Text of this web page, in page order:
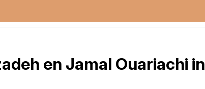
en Jamal Ouariachi in